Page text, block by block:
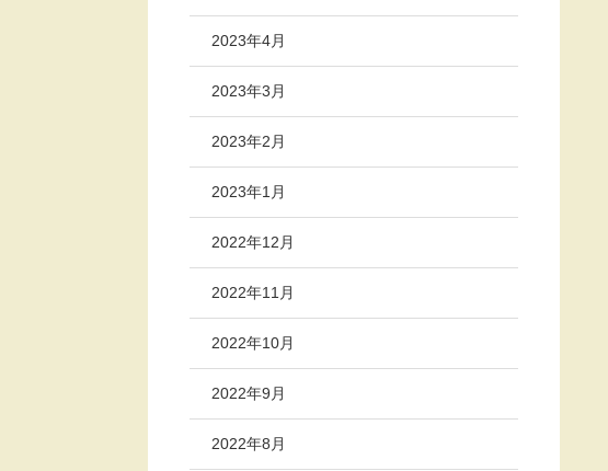
2023年4月
2023年3月
2023年2月
2023年1月
2022年12月
2022年11月
2022年10月
2022年9月
2022年8月